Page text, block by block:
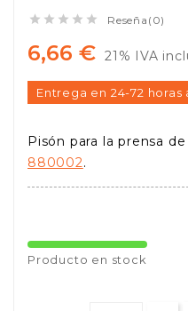
     Reseña(0)
6,66 € 21% IVA
Entrega en 24-72 horas
Pisón para la prensa
880002.
Producto en stock